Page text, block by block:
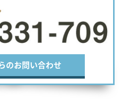
のお問い合わせ